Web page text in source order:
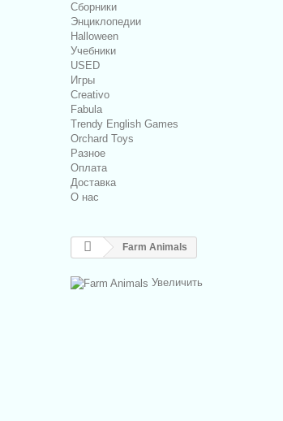
Сборники
Энциклопедии
Halloween
Учебники
USED
Игры
Creativo
Fabula
Trendy English Games
Orchard Toys
Разное
Оплата
Доставка
О нас
Farm Animals
Увеличить